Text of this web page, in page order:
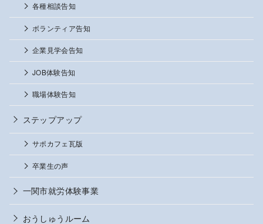
各種相談告知
ボランティア告知
企業見学会告知
JOB体験告知
職場体験告知
ステップアップ
サポカフェ瓦版
卒業生の声
一関市就労体験事業
おうしゅうルーム